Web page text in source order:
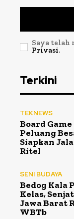
Saya telah
Privasi.
Terkini
TEKNEWS
Board
Peluang
Siapkan
Ritel
SENI BUDAYA
Bedog Kala
Kelas,
Jawa Barat
WBTb